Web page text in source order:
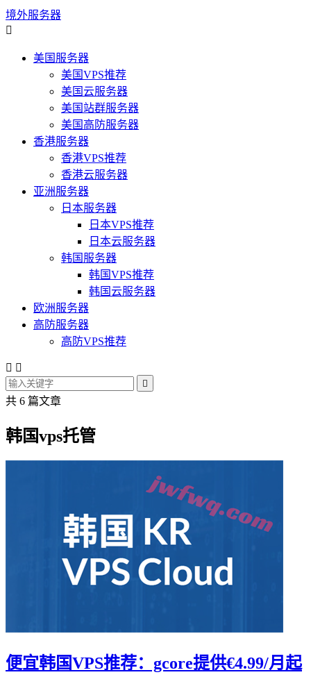
境外服务器

美国服务器
美国VPS推荐
美国云服务器
美国站群服务器
美国高防服务器
香港服务器
香港VPS推荐
香港云服务器
亚洲服务器
日本服务器
日本VPS推荐
日本云服务器
韩国服务器
韩国VPS推荐
韩国云服务器
欧洲服务器
高防服务器
高防VPS推荐
 

共 6 篇文章
韩国vps托管
便宜韩国VPS推荐：gcore提供€4.99/月起